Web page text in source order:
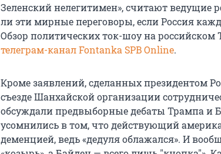
Зеленский нелегитимен», считают ведущие
ли эти мирные переговоры, если Россия
Обзор политических ток-шоу на
телеграм-канал Fontanka SPB Online.
Кроме заявлений, сделанных президентом
съезде Шанхайской организации
обсуждали предвыборные дебаты Трампа и
усомнились в том, что действующий
деменцией, ведь «дедуля облажался». И